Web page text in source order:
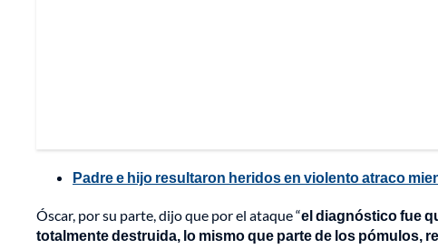
Padre e hijo resultaron heridos en violento atraco
Óscar, por su parte, dijo que por el ataque “el diagnóstico fue
totalmente destruida, lo mismo que parte de los pómulos,